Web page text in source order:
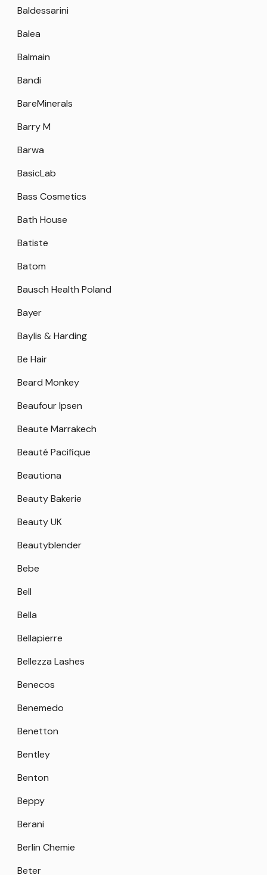
Baldessarini
Balea
Balmain
Bandi
BareMinerals
Barry M
Barwa
BasicLab
Bass Cosmetics
Bath House
Batiste
Batom
Bausch Health Poland
Bayer
Baylis & Harding
Be Hair
Beard Monkey
Beaufour Ipsen
Beaute Marrakech
Beauté Pacifique
Beautiona
Beauty Bakerie
Beauty UK
Beautyblender
Bebe
Bell
Bella
Bellapierre
Bellezza Lashes
Benecos
Benemedo
Benetton
Bentley
Benton
Beppy
Berani
Berlin Chemie
Beter